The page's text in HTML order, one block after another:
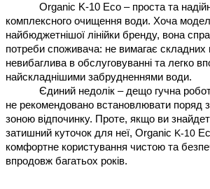
Organic K-10 Eco – проста та
комплексного очищення води. Хоча
найбюджетнішої лінійки бренду, вона
потреби споживача: не вимагає
невибаглива в обслуговуванні та легко
найскладнішими забрудненнями води.
Єдиний недолік – дещо гучна
не рекомендовано встановлювати поряд
зоною відпочинку. Проте, якщо ви
затишний куточок для неї, Organic K-10
комфортне користування чистою та
впродовж багатьох років.